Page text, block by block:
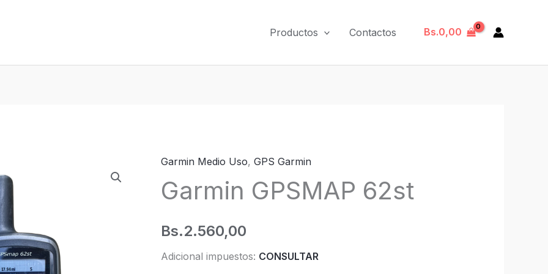
Productos Contactos Bs.0,00
Garmin Medio Uso,GPS Garmin
Garmin GPSMAP 62st
Bs.2.560,00
Adicional impuestos: CONSULTAR